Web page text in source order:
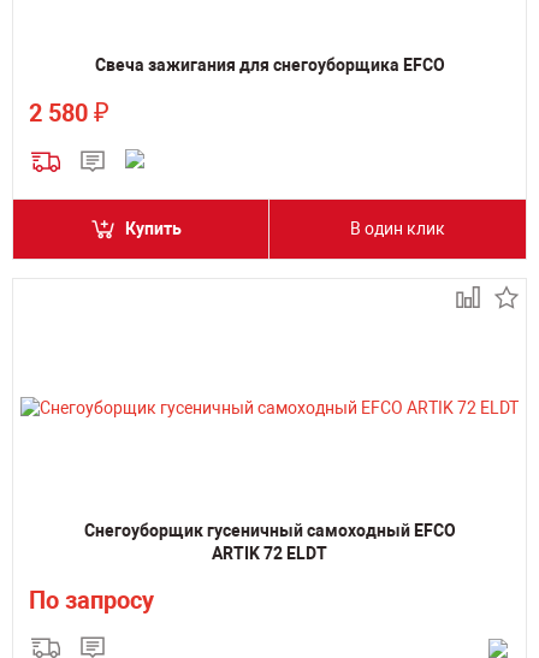
Свеча зажигания для снегоуборщика EFCO
2 580 ₽
Купить В один клик
Снегоуборщик гусеничный самоходный EFCO
ARTIK 72 ELDT
По запросу